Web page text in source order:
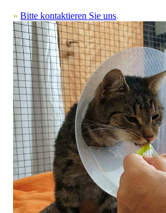
»Bitte kontaktieren Sie uns.